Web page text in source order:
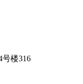
楼316